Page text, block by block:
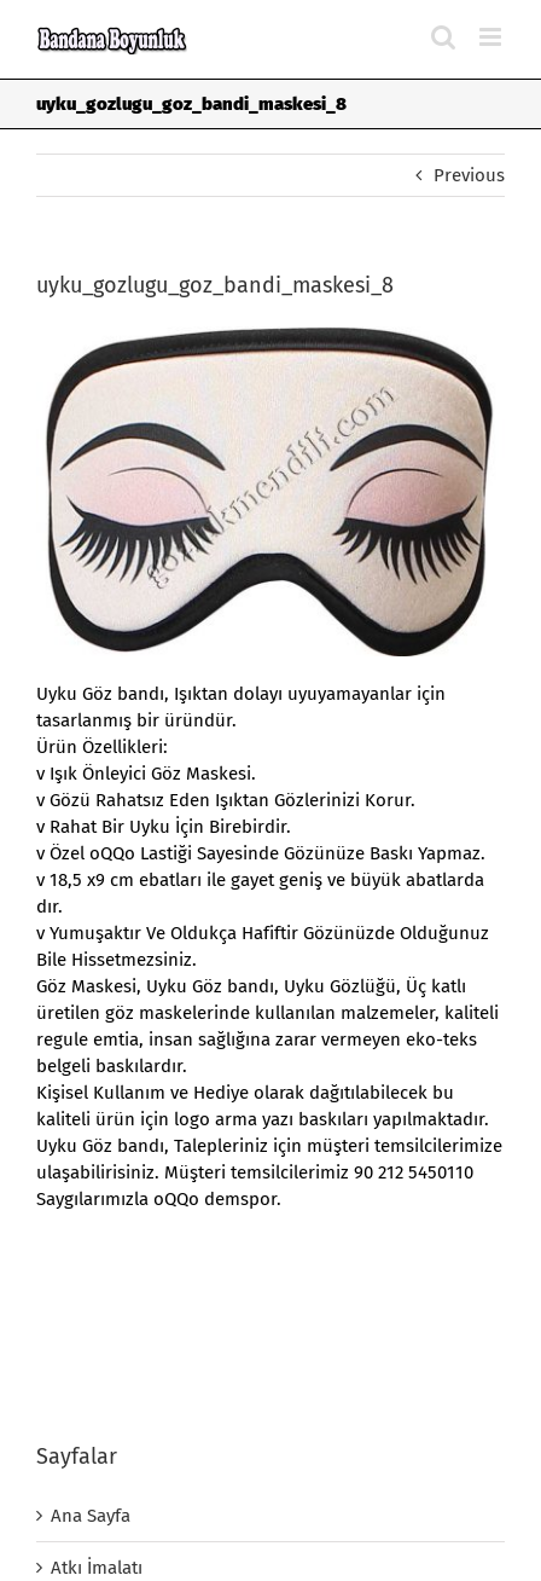
uyku_gozlugu_goz_bandi_maskesi_8
Previous
uyku_gozlugu_goz_bandi_maskesi_8
Uyku Göz bandı, Işıktan dolayı uyuyamayanlar için
tasarlanmış bir üründür.
Ürün Özellikleri:
v Işık Önleyici Göz Maskesi.
v Gözü Rahatsız Eden Işıktan Gözlerinizi Korur.
v Rahat Bir Uyku İçin Birebirdir.
v Özel oQQo Lastiği Sayesinde Gözünüze Baskı Yapmaz.
v 18,5 x9 cm ebatları ile gayet geniş ve büyük abatlarda
dır.
v Yumuşaktır Ve Oldukça Hafiftir Gözünüzde Olduğunuz
Bile Hissetmezsiniz.
Göz Maskesi, Uyku Göz bandı, Uyku Gözlüğü, Üç katlı
üretilen göz maskelerinde kullanılan malzemeler, kaliteli
regule emtia, insan sağlığına zarar vermeyen eko-teks
belgeli baskılardır.
Kişisel Kullanım ve Hediye olarak dağıtılabilecek bu
kaliteli ürün için logo arma yazı baskıları yapılmaktadır.
Uyku Göz bandı, Talepleriniz için müşteri temsilcilerimize
ulaşabilirisiniz. Müşteri temsilcilerimiz 90 212 5450110
Saygılarımızla oQQo demspor.
Sayfalar
Ana Sayfa
Atkı İmalatı